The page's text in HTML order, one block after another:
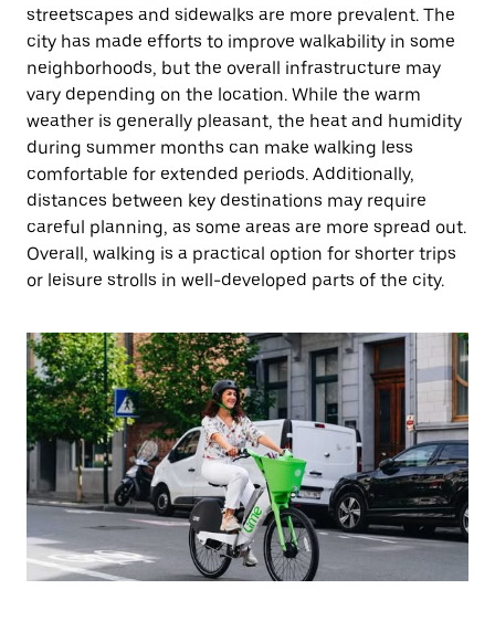
streetscapes and sidewalks are more prevalent. The
city has made efforts to improve walkability in some
neighborhoods, but the overall infrastructure may
vary depending on the location. While the warm
weather is generally pleasant, the heat and humidity
during summer months can make walking less
comfortable for extended periods. Additionally,
distances between key destinations may require
careful planning, as some areas are more spread out.
Overall, walking is a practical option for shorter trips
or leisure strolls in well-developed parts of the city.